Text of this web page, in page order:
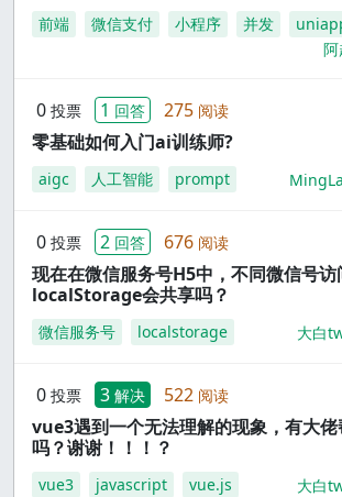
前端 微信支付 小程序 并发
阿
0 投票 1 回答 275 阅读
零基础如何入门ai训练师?
aigc 人工智能 prompt
0 投票 2 回答 676 阅读
现在在微信服务号H5中，不同微信号访
localStorage会共享吗？
微信服务号 localstorage 大白
0 投票 3 解决 522 阅读
vue3遇到一个无法理解的现象，有大
吗？谢谢！！！？
vue3 javascript vue.js 大白